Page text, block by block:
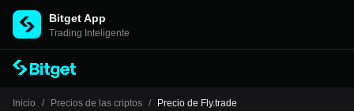
Bitget App
Trading Inteligente
Inicio / Precios de las criptos / Precio de Fly.trade